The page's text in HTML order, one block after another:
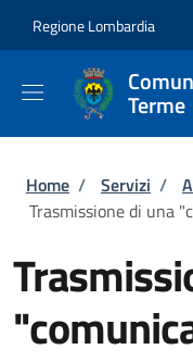
Regione Lombardia
Terme
Briciole di
Home / Servizi /
Trasmissione di una